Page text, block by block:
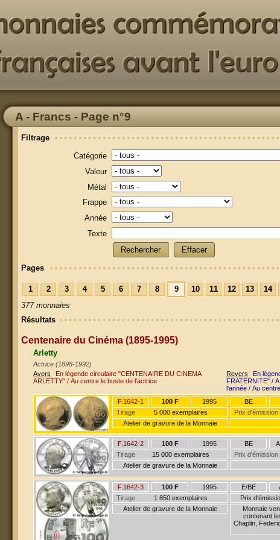
A - Francs - Page n°9
Filtrage
Catégorie
Valeur
Métal
Frappe
Année
Texte
Rechercher
Effacer
Pages
1 2 3 4 5 6 7 8 9 10 11 12 13 14
377 monnaies
Résultats
Centenaire du Cinéma (1895-1995)
Arletty
Actrice (1898-1992)
Avers
En légende circulaire "CENTENAIRE DU CINEMA
ARLETTY" / Au centre le buste de l'actrice
Revers
En
FRATERNITE" / A droite sur 4
l'année / Au
F.1642-1
100 F 1995 BE
Tirage
5 000 exemplaires Prix d'émission
Atelier de gravure de la Monnaie
F.1642-2 100 F 1995 BE
Tirage
15 000 exemplaires Prix d'émission
Atelier de gravure de la Monnaie
F.1642-3 100 F 1995 E/BE
Tirage
1 850 exemplaires Prix
Atelier de gravure de la Monnaie
Monnaie
contenant
Chaplin,